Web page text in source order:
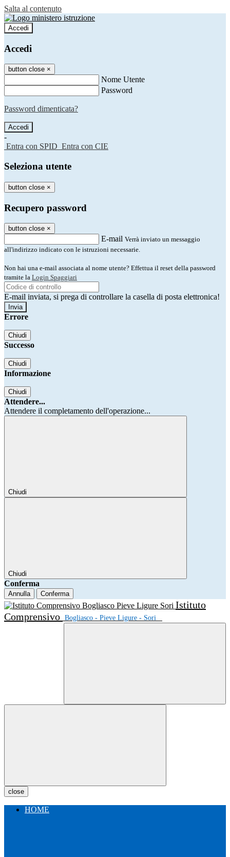
Salta al contenuto
Accedi
Accedi
button close ×
Nome Utente
Password
Password dimenticata?
-
Entra con SPID Entra con CIE
Seleziona utente
button close ×
Recupero password
button close ×
E-mail Verrà inviato un messaggio
all'indirizzo indicato con le istruzioni necessarie.
Non hai una e-mail associata al nome utente? Effettua il reset della password
tramite la Login Spaggiari
E-mail inviata, si prega di controllare la casella di posta elettronica!
Errore
Chiudi
Successo
Chiudi
Informazione
Chiudi
Attendere...
Attendere il completamento dell'operazione...
Chiudi
Chiudi
Conferma
Annulla Conferma
Istituto
Comprensivo Bogliasco - Pieve Ligure - Sori
close
HOME